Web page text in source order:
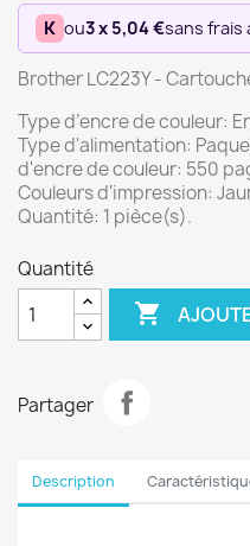
K ou3 x 5,04 €sans frais
Brother LC223Y -
Type d’encre de couleur:
Type d'alimentation:
d'encre de couleur: 550
Couleurs d'impression:
Quantité: 1 pièce(s).
Quantité

Partager
Description